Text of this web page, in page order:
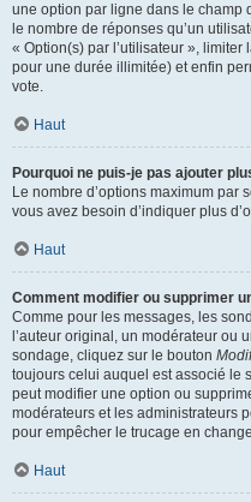
une option par ligne dans le champ
le nombre de réponses qu’un
« Option(s) par l’utilisateur »,
pour une durée illimitée) et enfin
vote.
Haut
Pourquoi ne puis-je pas ajouter
Le nombre d’options maximum par
vous avez besoin d’indiquer plus
Haut
Comment modifier ou supprimer
Comme pour les messages, les
l’auteur original, un modérateur ou
sondage, cliquez sur le bouton
toujours celui auquel est associé le
peut modifier une option ou
modérateurs et les administrateurs
pour empêcher le trucage en
Haut